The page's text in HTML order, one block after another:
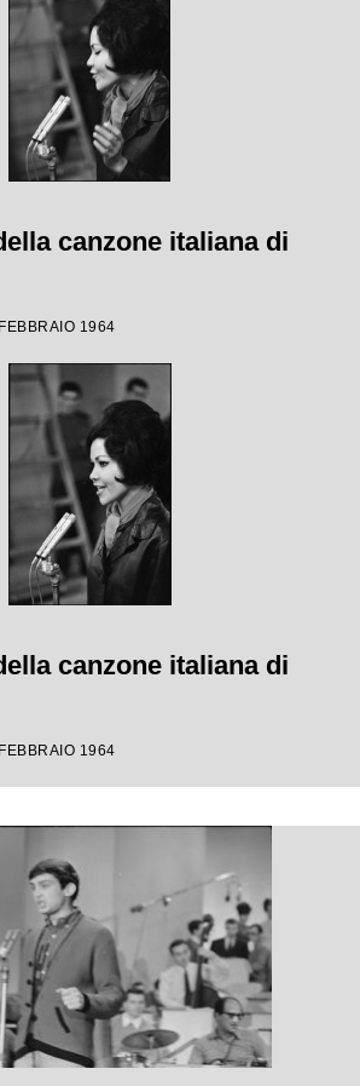
canzone italiana di
1964
canzone italiana di
1964